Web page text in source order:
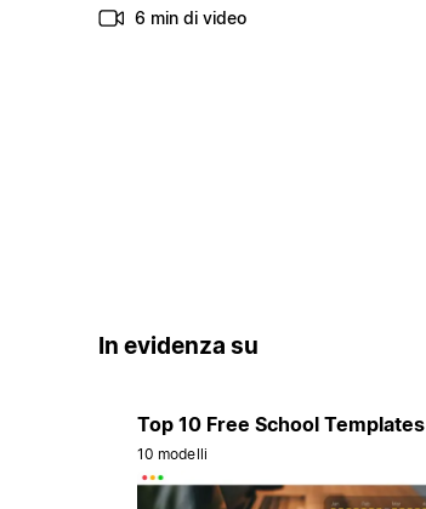
6 min di video
In evidenza su
Top 10 Free School Templates
10 modelli